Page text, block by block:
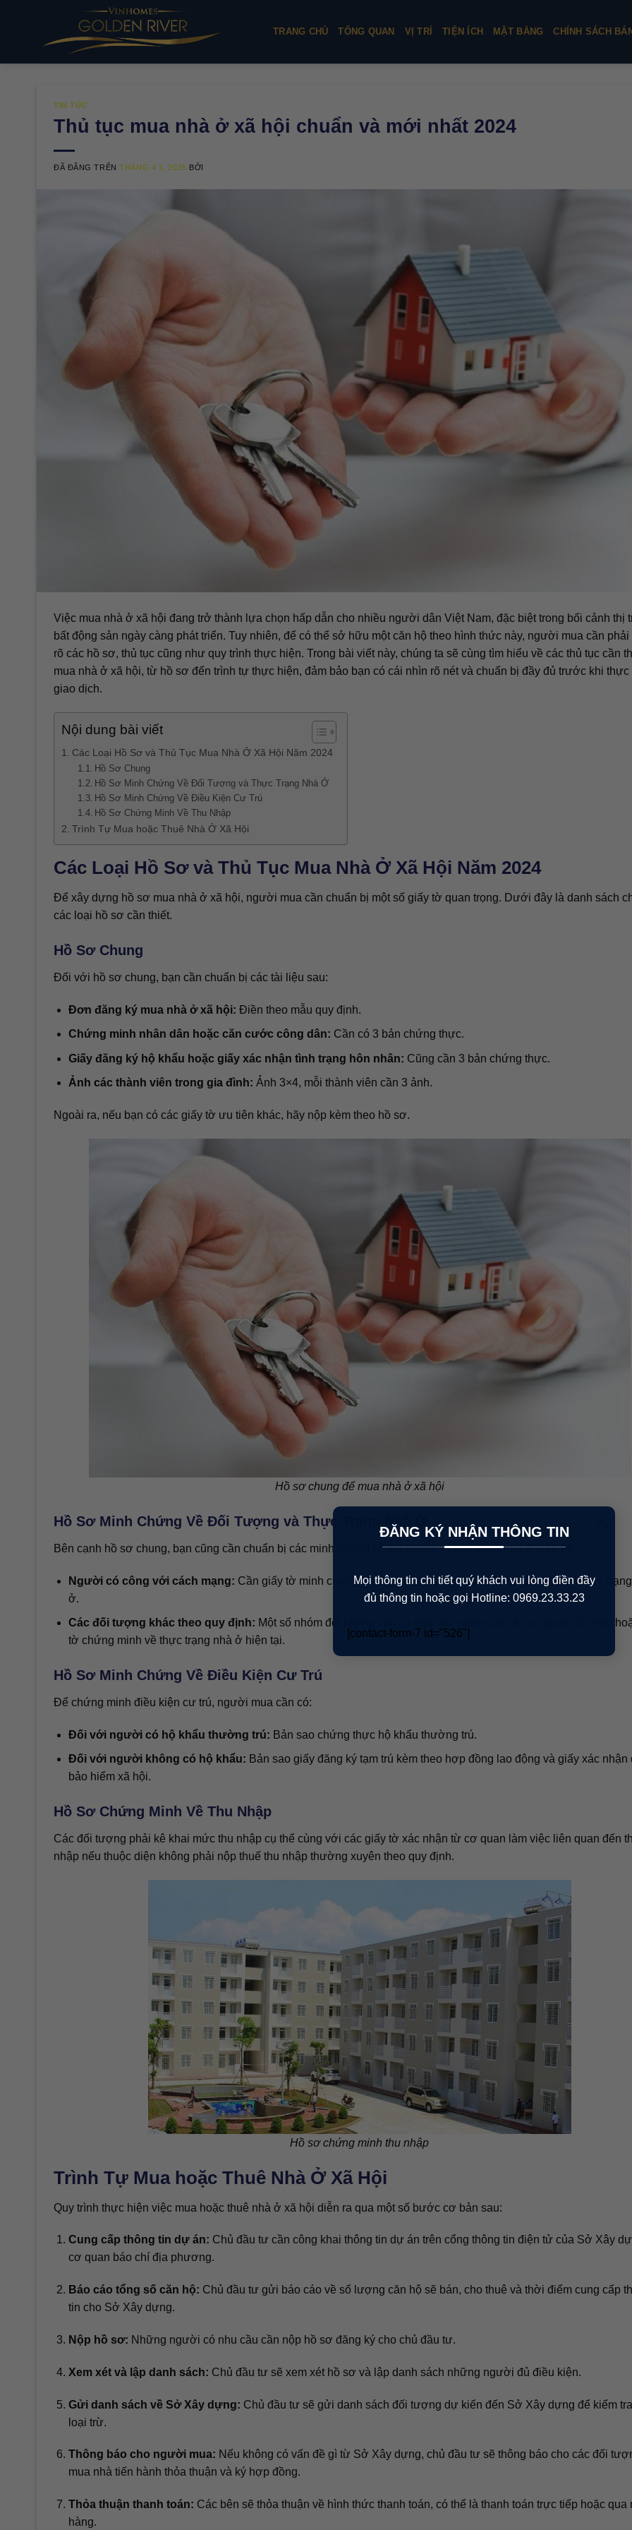
ĐĂNG KÝ NHẬN THÔNG TIN
Mọi thông tin chi tiết quý khách vui lòng điền đầy
đủ thông tin hoặc gọi Hotline: 0969.23.33.23
[contact-form-7 id="526"]
dung
TRANG CHỦ TỔNG QUAN VỊ TRÍ TIỆN ÍCH MẶT BẰNG CHÍNH SÁCH
TIN TỨC
Thủ tục mua nhà ở xã hội chuẩn và mới nhất 2024
ĐÃ ĐĂNG TRÊNTHÁNG 4 1, 2025 BỞI
Việc mua nhà ở xã hội đang trở thành lựa chọn hấp dẫn cho nhiều người dân Việt Nam, đặc biệt trong bối cảnh thị
bất động sản ngày càng phát triển. Tuy nhiên, để có thể sở hữu một căn hộ theo hình thức này, người mua cần phải
rõ các hồ sơ, thủ tục cũng như quy trình thực hiện. Trong bài viết này, chúng ta sẽ cùng tìm hiểu về các thủ tục cần
mua nhà ở xã hội, từ hồ sơ đến trình tự thực hiện, đảm bảo bạn có cái nhìn rõ nét và chuẩn bị đầy đủ trước khi thực
giao dịch.
Nội dung bài viết
Các Loại Hồ Sơ và Thủ Tục Mua Nhà Ở Xã Hội Năm 2024
Hồ Sơ Chung
Hồ Sơ Minh Chứng Về Đối Tượng và Thực Trạng Nhà Ở
Hồ Sơ Minh Chứng Về Điều Kiện Cư Trú
Hồ Sơ Chứng Minh Về Thu Nhập
Trình Tự Mua hoặc Thuê Nhà Ở Xã Hội
Các Loại Hồ Sơ và Thủ Tục Mua Nhà Ở Xã Hội Năm 2024
Để xây dựng hồ sơ mua nhà ở xã hội, người mua cần chuẩn bị một số giấy tờ quan trọng. Dưới đây là danh sách
các loại hồ sơ cần thiết.
Hồ Sơ Chung
Đối với hồ sơ chung, bạn cần chuẩn bị các tài liệu sau:
Đơn đăng ký mua nhà ở xã hội: Điền theo mẫu quy định.
Chứng minh nhân dân hoặc căn cước công dân: Cần có 3 bản chứng thực.
Giấy đăng ký hộ khẩu hoặc giấy xác nhận tình trạng hôn nhân: Cũng cần 3 bản chứng thực.
Ảnh các thành viên trong gia đình: Ảnh 3×4, mỗi thành viên cần 3 ảnh.
Ngoài ra, nếu bạn có các giấy tờ ưu tiên khác, hãy nộp kèm theo hồ sơ.
Hồ sơ chung để mua nhà ở xã hội
Hồ Sơ Minh Chứng Về Đối Tượng và Thực Trạng Nhà Ở
Bên cạnh hồ sơ chung, bạn cũng cần chuẩn bị các minh chứng về đối tượng và tình trạng nhà ở hiện tại:
Người có công với cách mạng: Cần giấy tờ minh chứng theo quy định của pháp luật và xác nhận về thực
ở.
Các đối tượng khác theo quy định: Một số nhóm đối tượng cần có giấy xác nhận của các cơ quan, tổ chức
tờ chứng minh về thực trạng nhà ở hiện tại.
Hồ Sơ Minh Chứng Về Điều Kiện Cư Trú
Để chứng minh điều kiện cư trú, người mua cần có:
Đối với người có hộ khẩu thường trú: Bản sao chứng thực hộ khẩu thường trú.
Đối với người không có hộ khẩu: Bản sao giấy đăng ký tạm trú kèm theo hợp đồng lao động và giấy xác nhận
bảo hiểm xã hội.
Hồ Sơ Chứng Minh Về Thu Nhập
Các đối tượng phải kê khai mức thu nhập cụ thể cùng với các giấy tờ xác nhận từ cơ quan làm việc liên quan đến
nhập nếu thuộc diện không phải nộp thuế thu nhập thường xuyên theo quy định.
Hồ sơ chứng minh thu nhập
Trình Tự Mua hoặc Thuê Nhà Ở Xã Hội
Quy trình thực hiện việc mua hoặc thuê nhà ở xã hội diễn ra qua một số bước cơ bản sau:
Cung cấp thông tin dự án: Chủ đầu tư cần công khai thông tin dự án trên cổng thông tin điện tử của Sở Xây
cơ quan báo chí địa phương.
Báo cáo tổng số căn hộ: Chủ đầu tư gửi báo cáo về số lượng căn hộ sẽ bán, cho thuê và thời điểm cung cấp
tin cho Sở Xây dựng.
Nộp hồ sơ: Những người có nhu cầu cần nộp hồ sơ đăng ký cho chủ đầu tư.
Xem xét và lập danh sách: Chủ đầu tư sẽ xem xét hồ sơ và lập danh sách những người đủ điều kiện.
Gửi danh sách về Sở Xây dựng: Chủ đầu tư sẽ gửi danh sách đối tượng dự kiến đến Sở Xây dựng để kiểm
loại trừ.
Thông báo cho người mua: Nếu không có vấn đề gì từ Sở Xây dựng, chủ đầu tư sẽ thông báo cho các đối
mua nhà tiến hành thỏa thuận và ký hợp đồng.
Thỏa thuận thanh toán: Các bên sẽ thỏa thuận về hình thức thanh toán, có thể là thanh toán trực tiếp hoặc qua
hàng.